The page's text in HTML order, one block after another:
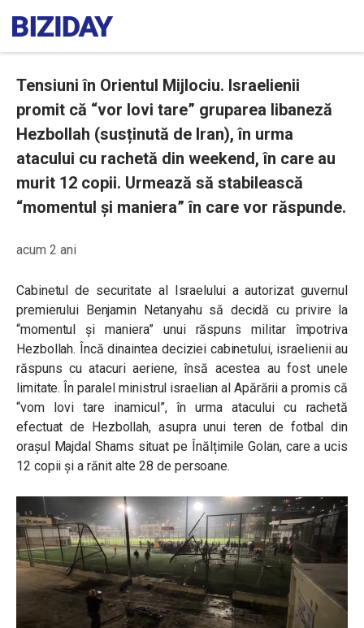
Tensiuni în Orientul Mijlociu. Israelienii
promit că “vor lovi tare” gruparea libaneză
Hezbollah (susținută de Iran), în urma
atacului cu rachetă din weekend, în care au
murit 12 copii. Urmează să stabilească
“momentul și maniera” în care vor răspunde.
acum 2 ani
Cabinetul de securitate al Israelului a autorizat guvernul
premierului Benjamin Netanyahu să decidă cu privire la
“momentul și maniera” unui răspuns militar împotriva
Hezbollah. Încă dinaintea deciziei cabinetului, israelienii au
răspuns cu atacuri aeriene, însă acestea au fost unele
limitate. În paralel ministrul israelian al Apărării a promis că
“vom lovi tare inamicul”, în urma atacului cu rachetă
efectuat de Hezbollah, asupra unui teren de fotbal din
orașul Majdal Shams situat pe Înălțimile Golan, care a ucis
12 copii și a rănit alte 28 de persoane.